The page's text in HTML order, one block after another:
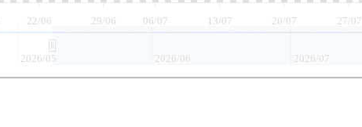
29/06 13/07 27/07
22/06 06/07 20/07
2026/05 2026/06 2026/07